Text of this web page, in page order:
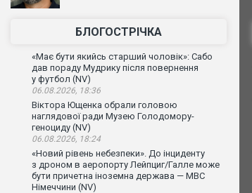
БЛОГОСТРІЧКА
«Має бути якийсь старший чоловік»: Сабо
дав пораду Мудрику після повернення
у футбол (NV)
06.08.2026, 18:36
Віктора Ющенка обрали головою
наглядової ради Музею Голодомору-
геноциду (NV)
06.08.2026, 18:24
«Новий рівень небезпеки». До інциденту
з дроном в аеропорту Лейпциг/Галле може
бути причетна іноземна держава — МВС
Німеччини (NV)